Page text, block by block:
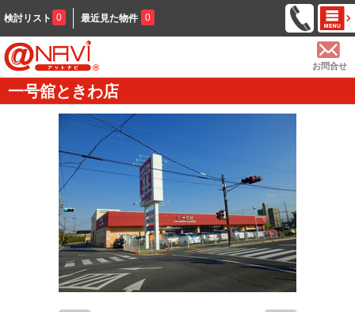
検討リスト 0 最近見た物件 0
お問合せ
一号舘ときわ店